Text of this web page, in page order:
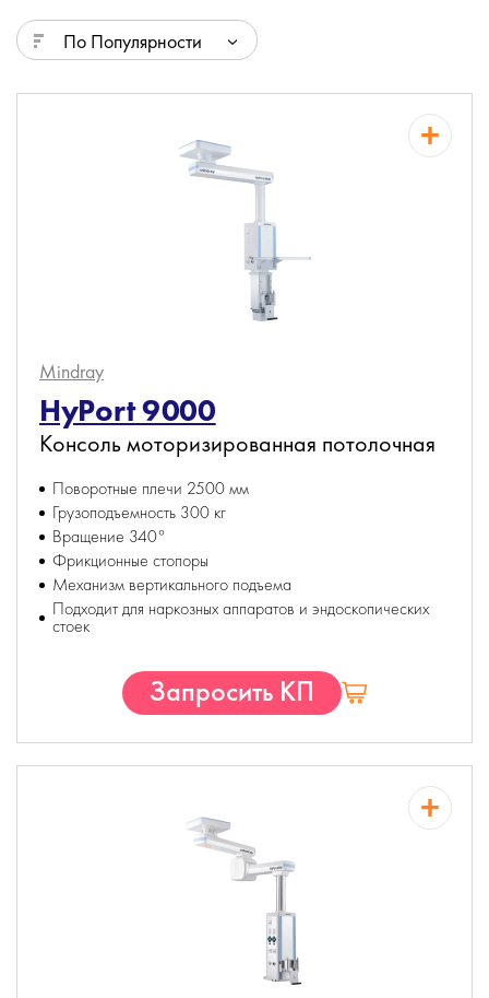
По Популярности
Mindray
HyPort 9000
Консоль моторизированная потолочная
Поворотные плечи 2500 мм
Грузоподъемность 300 кг
Вращение 340°
Фрикционные стопоры
Механизм вертикального подъема
Подходит для наркозных аппаратов и эндоскопических
стоек
Запросить КП